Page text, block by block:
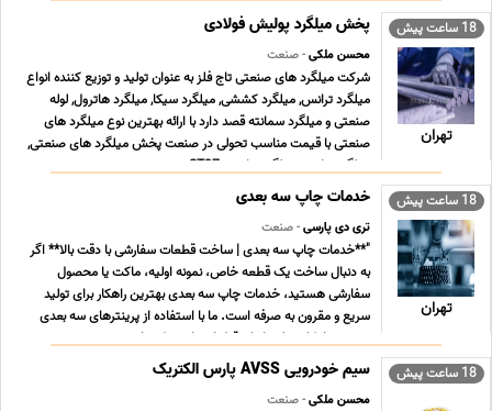
18 ساعت پیش
تهران
پخش میلگرد پولیش فولادی
محسن ملکی- صنعت
شرکت میلگرد های صنعتی تاج فلز به عنوان تولید و توزیع کننده انواع
میلگرد ترانس, میلگرد کششی, میلگرد سیکا, میلگرد هاترول, لوله
صنعتی و میلگرد سمانته قصد دارد با ارائه بهترین نوع میلگرد های
صنعتی با قیمت مناسب تحولی در صنعت پخش میلگرد های صنعتی,
میلگرد ترانس, میلگرد ترانسی ST37 , می ... ...
18 ساعت پیش
تهران
خدمات چاپ سه بعدی
تری دی پارسی- صنعت
"**خدمات چاپ سه بعدی | ساخت قطعات سفارشی با دقت بالا** اگر
به دنبال ساخت یک قطعه خاص، نمونه اولیه، ماکت یا محصول
سفارشی هستید، خدمات چاپ سه بعدی بهترین راهکار برای تولید
سریع و مقرون به صرفه است. ما با استفاده از پرینترهای سه بعدی
صنعتی، امکان تولید انواع قطعات پلاستیکی را ب ... ...
18 ساعت پیش سیم خودرویی AVSS پارس الکتریک
محسن ملکی- صنعت